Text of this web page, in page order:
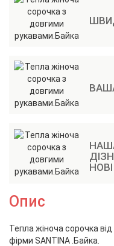
Опис
Тепла жіноча сорочка
фірми SANTINA .Байка.